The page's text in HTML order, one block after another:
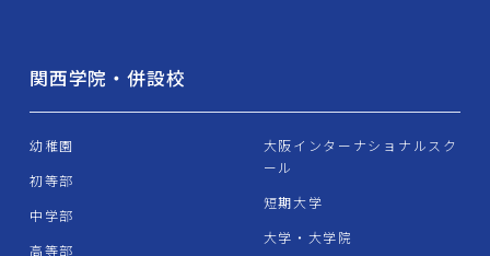
関西学院・併設校
幼稚園
初等部
中学部
高等部
大阪インターナショナルスク
ール
短期大学
大学・大学院